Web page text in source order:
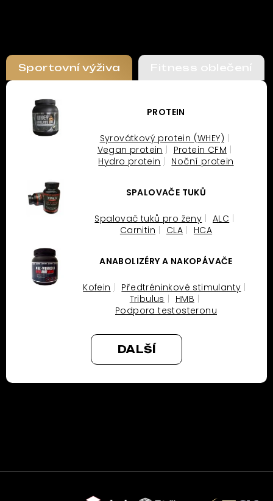
Sportovní výživa Fitness oblečení
PROTEIN
Syrovátkový protein (WHEY)
Vegan protein
Protein CFM
Hydro protein
Noční protein
SPALOVAČE TUKŮ
Spalovač tuků pro ženy
ALC
Carnitin
CLA HCA
ANABOLIZÉRY A NAKOPÁVAČE
Kofein
Předtréninkové stimulanty
Tribulus
HMB
Podpora testosteronu
DALŠÍ